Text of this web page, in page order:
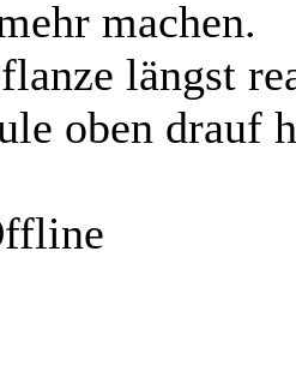
machen.
längst
oben drauf